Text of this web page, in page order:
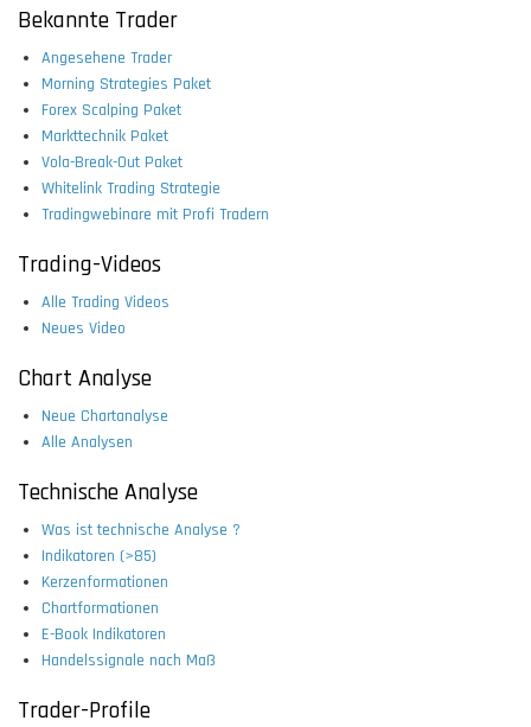
Bekannte Trader
Angesehene Trader
Morning Strategies Paket
Forex Scalping Paket
Markttechnik Paket
Vola-Break-Out Paket
Whitelink Trading Strategie
Tradingwebinare mit Profi Tradern
Trading-Videos
Alle Trading Videos
Neues Video
Chart Analyse
Neue Chartanalyse
Alle Analysen
Technische Analyse
Was ist technische Analyse ?
Indikatoren (>85)
Kerzenformationen
Chartformationen
E-Book Indikatoren
Handelssignale nach Maß
Trader-Profile